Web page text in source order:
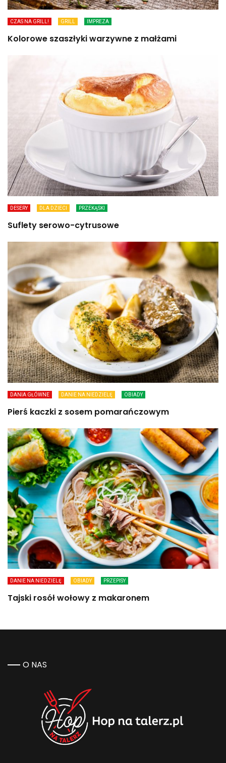
CZAS NA GRILL! GRILL IMPREZA
Kolorowe szaszłyki warzywne z małżami
DESERY DLA DZIECI PRZEKĄSKI
Suflety serowo-cytrusowe
DANIA GŁÓWNE DANIE NA NIEDZIELĘ OBIADY
Pierś kaczki z sosem pomarańczowym
DANIE NA NIEDZIELĘ OBIADY PRZEPISY
Tajski rosół wołowy z makaronem
O NAS